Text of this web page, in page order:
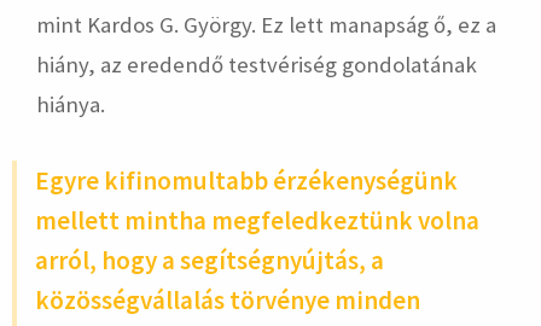
mint Kardos G. György. Ez lett manapság ő, ez a
hiány, az eredendő testvériség gondolatának
hiánya.
Egyre kifinomultabb érzékenységünk
mellett mintha megfeledkeztünk volna
arról, hogy a segítségnyújtás, a
közösségvállalás törvénye minden